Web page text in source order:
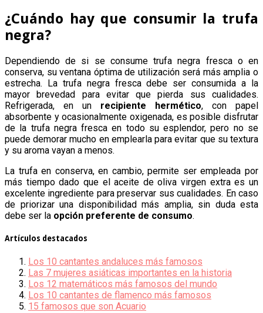
¿Cuándo hay que consumir la trufa
negra?
Dependiendo de si se consume trufa negra fresca o en
conserva, su ventana óptima de utilización será más amplia o
estrecha. La trufa negra fresca debe ser consumida a la
mayor brevedad para evitar que pierda sus cualidades.
Refrigerada, en un recipiente hermético, con papel
absorbente y ocasionalmente oxigenada, es posible disfrutar
de la trufa negra fresca en todo su esplendor, pero no se
puede demorar mucho en emplearla para evitar que su textura
y su aroma vayan a menos.
La trufa en conserva, en cambio, permite ser empleada por
más tiempo dado que el aceite de oliva virgen extra es un
excelente ingrediente para preservar sus cualidades. En caso
de priorizar una disponibilidad más amplia, sin duda esta
debe ser la opción preferente de consumo.
Artículos destacados
Los 10 cantantes andaluces más famosos
Las 7 mujeres asiáticas importantes en la historia
Los 12 matemáticos más famosos del mundo
Los 10 cantantes de flamenco más famosos
15 famosos que son Acuario